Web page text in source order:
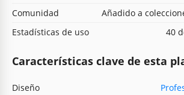
Comunidad
Añadido a
Estadísticas de uso
40
Características clave de esta
Diseño